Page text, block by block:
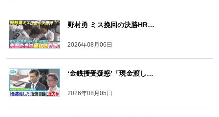
野村勇 ミス挽回の決勝HR…
2026年08月06日
‘金銭授受疑惑’「現金渡し…
2026年08月05日